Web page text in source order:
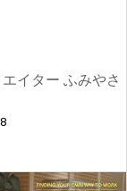
つ
コ
イター ふみやさ